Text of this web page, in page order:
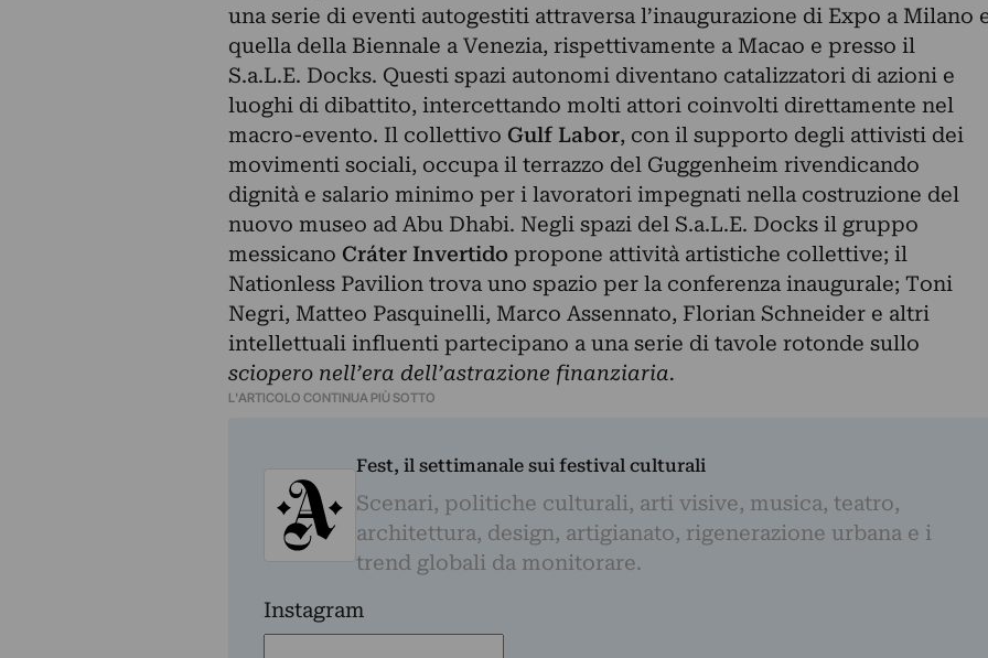
una serie di eventi autogestiti attraversa l’inaugurazione di Expo a Milano
quella della Biennale a Venezia, rispettivamente a Macao e presso il
S.a.L.E. Docks. Questi spazi autonomi diventano catalizzatori di azioni e
luoghi di dibattito, intercettando molti attori coinvolti direttamente nel
macro-evento. Il collettivo Gulf Labor, con il supporto degli attivisti dei
movimenti sociali, occupa il terrazzo del Guggenheim rivendicando
dignità e salario minimo per i lavoratori impegnati nella costruzione del
nuovo museo ad Abu Dhabi. Negli spazi del S.a.L.E. Docks il gruppo
messicano Cráter Invertido propone attività artistiche collettive; il
Nationless Pavilion trova uno spazio per la conferenza inaugurale; Toni
Negri, Matteo Pasquinelli, Marco Assennato, Florian Schneider e altri
intellettuali influenti partecipano a una serie di tavole rotonde sullo
sciopero nell’era dell’astrazione finanziaria.
L'ARTICOLO CONTINUA PIÙ SOTTO
Fest, il settimanale sui festival culturali
Scenari, politiche culturali, arti visive, musica, teatro,
architettura, design, artigianato, rigenerazione urbana e i
trend globali da monitorare.
Instagram